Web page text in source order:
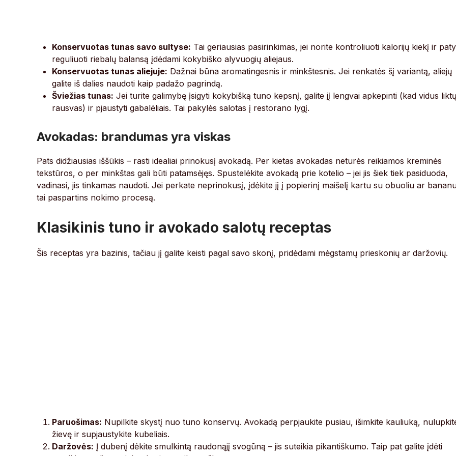
Konservuotas tunas savo sultyse: Tai geriausias pasirinkimas, jei norite kontroliuoti kalorijų kiekį ir
reguliuoti riebalų balansą įdėdami kokybiško alyvuogių aliejaus.
Konservuotas tunas aliejuje: Dažnai būna aromatingesnis ir minkštesnis. Jei renkatės šį variantą, aliejų
galite iš dalies naudoti kaip padažo pagrindą.
Šviežias tunas: Jei turite galimybę įsigyti kokybišką tuno kepsnį, galite jį lengvai apkepinti (kad vidus liktų
rausvas) ir pjaustyti gabalėliais. Tai pakylės salotas į restorano lygį.
Avokadas: brandumas yra viskas
Pats didžiausias iššūkis – rasti idealiai prinokusį avokadą. Per kietas avokadas neturės reikiamos kreminės
tekstūros, o per minkštas gali būti patamsėjęs. Spustelėkite avokadą prie kotelio – jei jis šiek tiek pasiduoda,
vadinasi, jis tinkamas naudoti. Jei perkate neprinokusį, įdėkite jį į popierinį maišelį kartu su obuoliu ar
tai paspartins nokimo procesą.
Klasikinis tuno ir avokado salotų receptas
Šis receptas yra bazinis, tačiau jį galite keisti pagal savo skonį, pridėdami mėgstamų prieskonių ar daržovių.
Paruošimas: Nupilkite skystį nuo tuno konservų. Avokadą perpjaukite pusiau, išimkite kauliuką,
žievę ir supjaustykite kubeliais.
Daržovės: Į dubenį dėkite smulkintą raudonąjį svogūną – jis suteikia pikantiškumo. Taip pat galite įdėti